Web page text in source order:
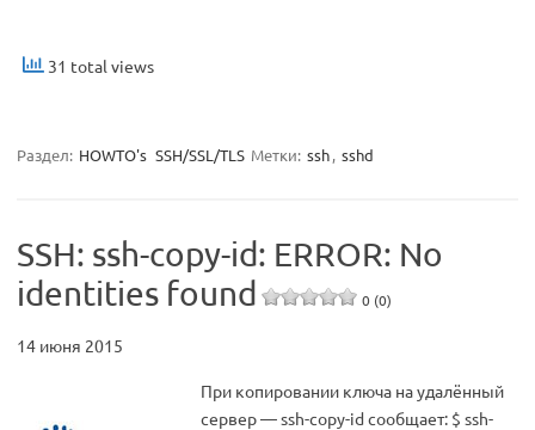
31 total views
Раздел: HOWTO's SSH/SSL/TLS Метки: ssh, sshd
SSH: ssh-copy-id: ERROR: No
identities found
0 (0)
14 июня 2015
При копировании ключа на удалённый
сервер — ssh-copy-id сообщает: $ ssh-